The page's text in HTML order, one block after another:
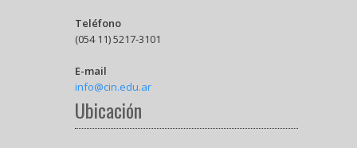
Teléfono
(054 11) 5217-3101
E-mail
info@cin.edu.ar
Ubicación